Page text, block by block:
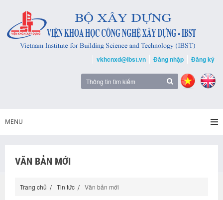
vkhcnxd@ibst.vn Đăng nhập Đăng ký
MENU
VĂN BẢN MỚI
Trang chủ Tin tức Văn bản mới